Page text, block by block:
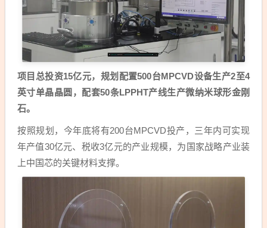
项目总投资15亿元，规划配置500台MPCVD设备生产2至4
英寸单晶晶圆，配套50条LPPHT产线生产微纳米球形金刚
石。
按照规划，今年底将有200台MPCVD投产，三年内可实现
年产值30亿元、税收3亿元的产业规模，为国家战略产业装
上中国芯的关键材料支撑。